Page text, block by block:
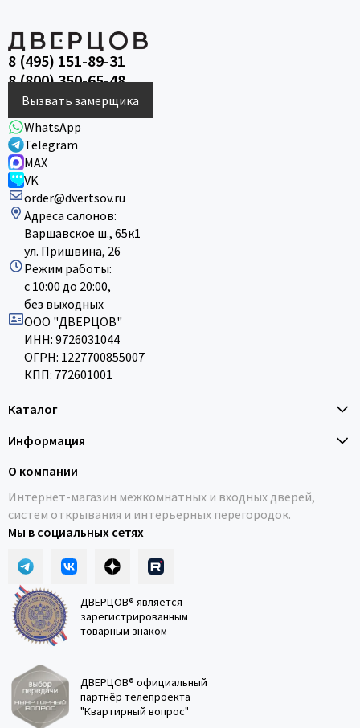
8 (495) 151-89-31
8 (800) 350-65-48
Вызвать замерщика
WhatsApp
Telegram
MAX
VK
order@dvertsov.ru
Адреса салонов:
Варшавское ш., 65к1
ул. Пришвина, 26
Режим работы:
с 10:00 до 20:00,
без выходных
ООО "ДВЕРЦОВ"
ИНН: 9726031044
ОГРН: 1227700855007
КПП: 772601001
Каталог
Информация
О компании
Интернет-магазин межкомнатных и входных дверей,
систем открывания и интерьерных перегородок.
Мы в социальных сетях
ДВЕРЦОВ® является
зарегистрированным
товарным знаком
ДВЕРЦОВ® официальный
партнёр телепроекта
"Квартирный вопрос"